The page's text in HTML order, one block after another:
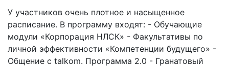
У участников очень плотное и насыщенное
расписание. В программу входят: - Обучающие
модули «Корпорация НЛСК» - Факультативы по
личной эффективности «Компетенции будущего» -
Общение с talkom. Программа 2.0 - Гранатовый